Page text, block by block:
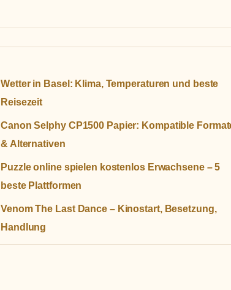
Wetter in Basel: Klima, Temperaturen und beste
Reisezeit
Canon Selphy CP1500 Papier: Kompatible
& Alternativen
Puzzle online spielen kostenlos Erwachsene – 5
beste Plattformen
Venom The Last Dance – Kinostart, Besetzung,
Handlung